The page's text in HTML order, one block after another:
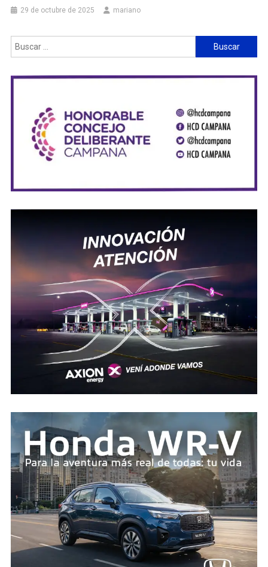
29 de octubre de 2025 mariano
Buscar: